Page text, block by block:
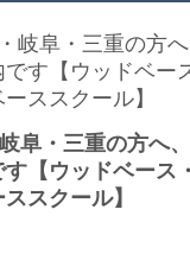
阜・三重の方へ
【ウッドベース
スクール】